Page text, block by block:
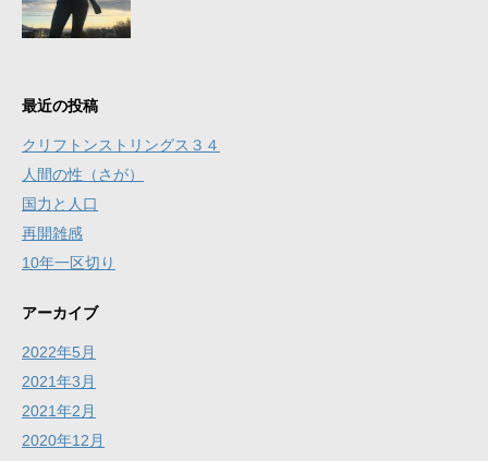
最近の投稿
クリフトンストリングス３４
人間の性（さが）
国力と人口
再開雑感
10年一区切り
アーカイブ
2022年5月
2021年3月
2021年2月
2020年12月